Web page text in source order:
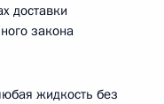
доставки
закона
жидкость без